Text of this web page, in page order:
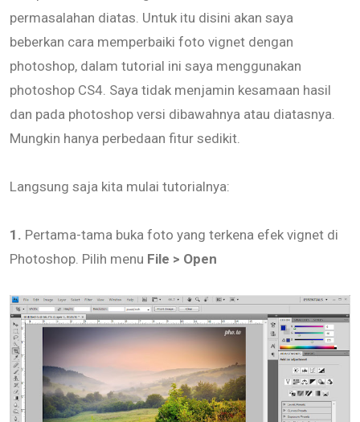
permasalahan diatas. Untuk itu disini akan saya
beberkan cara memperbaiki foto vignet dengan
photoshop, dalam tutorial ini saya menggunakan
photoshop CS4. Saya tidak menjamin kesamaan hasil
dan pada photoshop versi dibawahnya atau diatasnya.
Mungkin hanya perbedaan fitur sedikit.
Langsung saja kita mulai tutorialnya:
1. Pertama-tama buka foto yang terkena efek vignet di
Photoshop. Pilih menu File > Open